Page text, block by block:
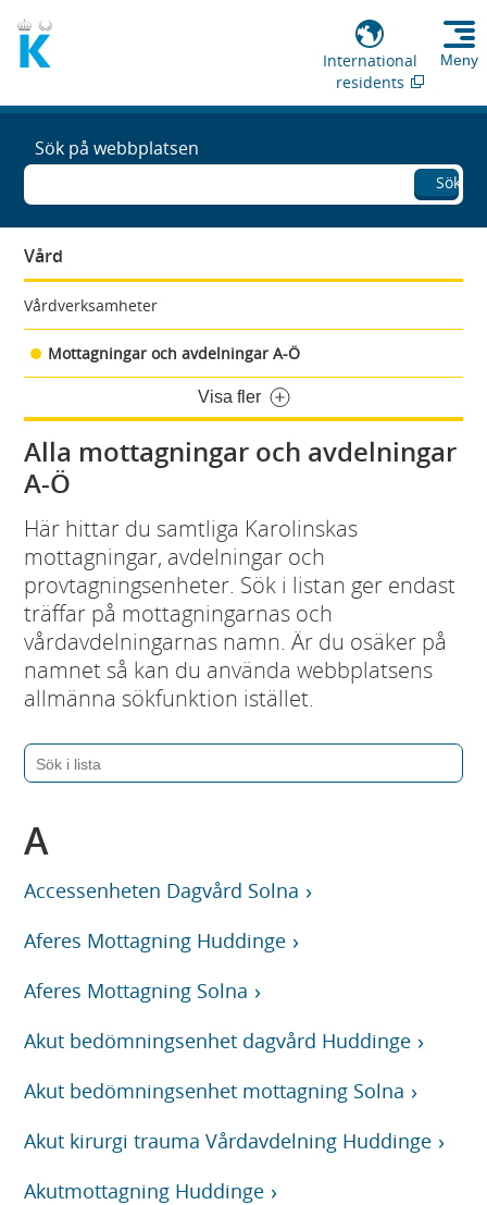
International
residents
Meny
Sök på webbplatsen
Sök
Vård
Vårdverksamheter
Mottagningar och avdelningar A-Ö
Visa fler
Alla mottagningar och avdelningar
A-Ö
Här hittar du samtliga Karolinskas
mottagningar, avdelningar och
provtagningsenheter. Sök i listan ger endast
träffar på mottagningarnas och
vårdavdelningarnas namn. Är du osäker på
namnet så kan du använda webbplatsens
allmänna sökfunktion istället.
A
Accessenheten Dagvård Solna
Aferes Mottagning Huddinge
Aferes Mottagning Solna
Akut bedömningsenhet dagvård Huddinge
Akut bedömningsenhet mottagning Solna
Akut kirurgi trauma Vårdavdelning Huddinge
Akutmottagning Huddinge